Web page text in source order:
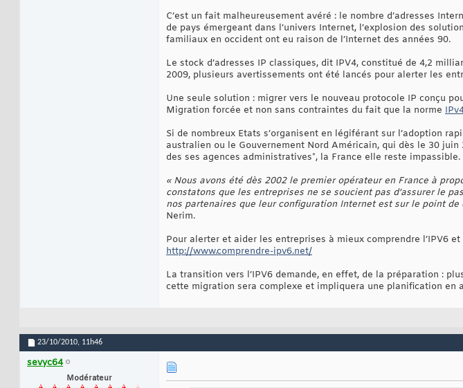
C’est un fait malheureusement avéré : le nombre d’adresses
de pays émergeant dans l’univers Internet, l’explosion des
familiaux en occident ont eu raison de l’Internet des années 90.
Le stock d’adresses IP classiques, dit IPV4, constitué de 4,2
2009, plusieurs avertissements ont été lancés pour alerter les
Une seule solution : migrer vers le nouveau protocole IP conçu
Migration forcée et non sans contraintes du fait que la norme
Si de nombreux Etats s’organisent en légiférant sur l’adoption
australien ou le Gouvernement Nord Américain, qui dès le 30
des ses agences administratives*, la France elle reste impassible.
« Nous avons été dès 2002 le premier opérateur en France à
constatons que les entreprises ne se soucient pas d’assurer le
nos partenaires que leur configuration Internet est sur le point de
Nerim.
Pour alerter et aider les entreprises à mieux comprendre l’IPV6
http://www.comprendre-ipv6.net/
La transition vers l’IPV6 demande, en effet, de la préparation :
cette migration sera complexe et impliquera une planification en
23/10/2010, 11h46
sevyc64
Modérateur